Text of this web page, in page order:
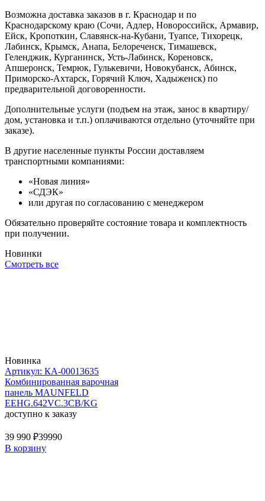
Возможна доставка заказов в г. Краснодар и по
Краснодарскому краю (Сочи, Адлер, Новороссийск, Армавир,
Ейск, Кропоткин, Славянск-на-Кубани, Туапсе, Тихорецк,
Лабинск, Крымск, Анапа, Белореченск, Тимашевск,
Геленджик, Курганинск, Усть-Лабинск, Кореновск,
Апшеронск, Темрюк, Гулькевичи, Новокубанск, Абинск,
Приморско-Ахтарск, Горячий Ключ, Хадыженск) по
предварительной договоренности.
Дополнительные услуги (подъем на этаж, занос в квартиру/
дом, установка и т.п.) оплачиваются отдельно (уточняйте при
заказе).
В другие населенные пункты России доставляем
транспортными компаниями:
«Новая линия»
«СДЭК»
или другая по согласованию с менеджером
Обязательно проверяйте состояние товара и комплектность
при получении.
Новинки
Смотреть все
Новинка
Артикул: КА-00013635
Комбинированная варочная
панель MAUNFELD
EEHG.642VC.3CB/KG
доступно к заказу
39 990 ₽39990
В корзину